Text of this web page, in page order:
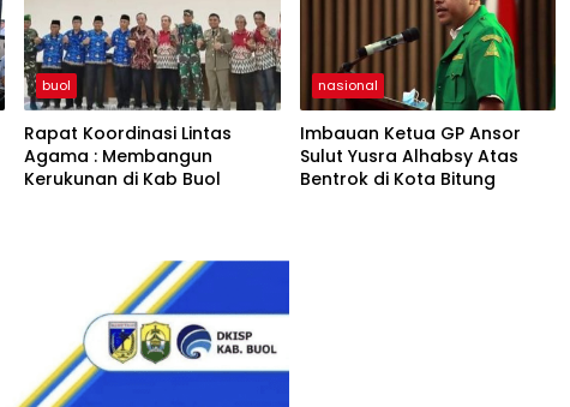
buol
Rapat Koordinasi Lintas
Agama : Membangun
Kerukunan di Kab Buol
nasional
Imbauan Ketua GP Ansor
Sulut Yusra Alhabsy Atas
Bentrok di Kota Bitung